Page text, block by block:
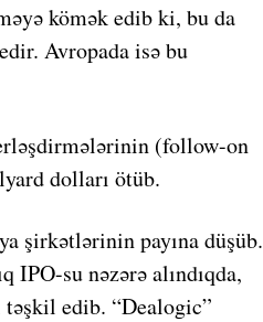
kömək edib ki, bu da
Avropada isə bu
(follow-on
dolları ötüb.
şirkətlərinin payına düşüb.
su nəzərə alındıqda,
edib. “Dealogic”